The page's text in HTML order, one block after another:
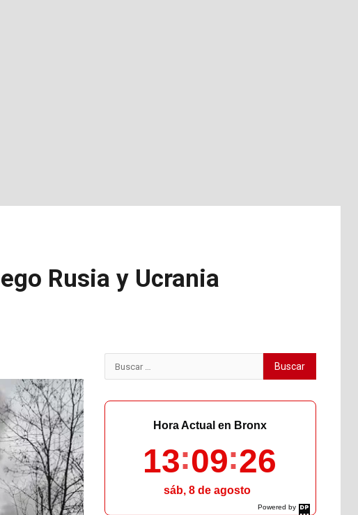
Rusia y Ucrania
Buscar:
Powered by
Hora Actual en Bronx
13 09 27
sáb, 8 de agosto